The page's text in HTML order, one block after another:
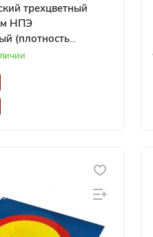
трехцветный
НПЭ
(плотность
ПВВ 100-
Pioner A11726